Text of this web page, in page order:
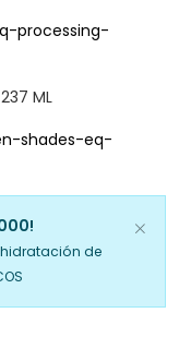
processing-
237 ML
shades-eq-
de